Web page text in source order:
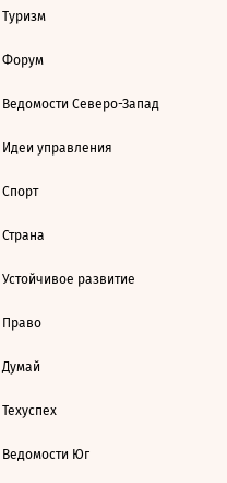
Туризм
Форум
Ведомости Северо-Запад
Идеи управления
Спорт
Страна
Устойчивое развитие
Право
Думай
Техуспех
Ведомости Юг